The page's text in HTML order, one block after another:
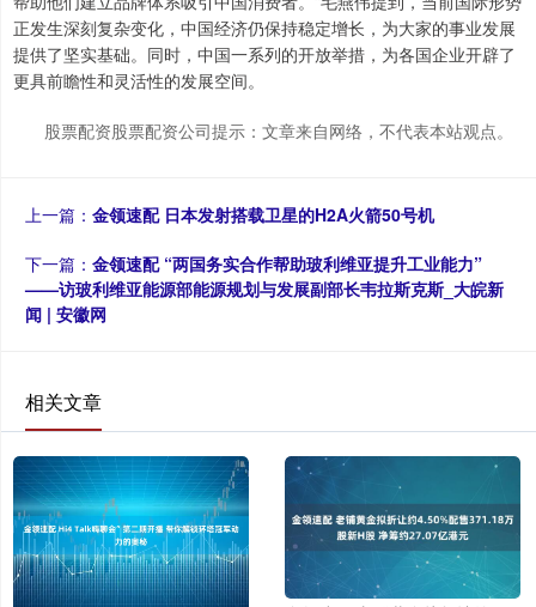
正发生深刻复杂变化，中国经济仍保持稳定增长，为大家的事业发展
提供了坚实基础。同时，中国一系列的开放举措，为各国企业开辟了
更具前瞻性和灵活性的发展空间。
股票配资股票配资公司提示：文章来自网络，不代表本站观点。
上一篇： 金领速配 日本发射搭载卫星的H2A火箭50号机
下一篇： 金领速配 “两国务实合作帮助玻利维亚提升工业能力”
——访玻利维亚能源部能源规划与发展副部长韦拉斯克斯_大皖新
闻 | 安徽网
相关文章